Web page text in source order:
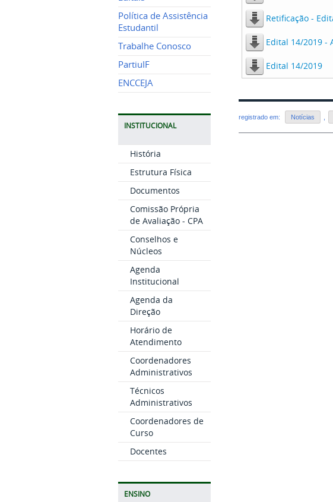
Política de Assistência
Estudantil
Trabalhe Conosco
PartiuIF
ENCCEJA
INSTITUCIONAL
História
Estrutura Física
Documentos
Comissão Própria
de Avaliação - CPA
Conselhos e
Núcleos
Agenda
Institucional
Agenda da
Direção
Horário de
Atendimento
Coordenadores
Administrativos
Técnicos
Administrativos
Coordenadores de
Curso
Docentes
ENSINO
Retificação -
Edital 14/2019 -
Edital 14/2019
registrado em: Notícias